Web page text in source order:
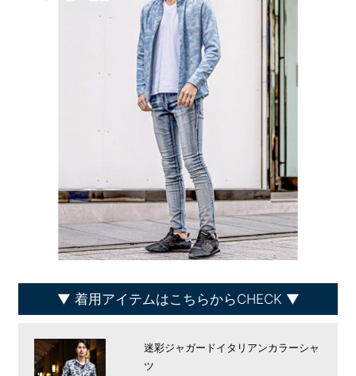
着用アイテムはこちらからCHECK
迷彩ジャガードイタリアンカラーシャ
ツ